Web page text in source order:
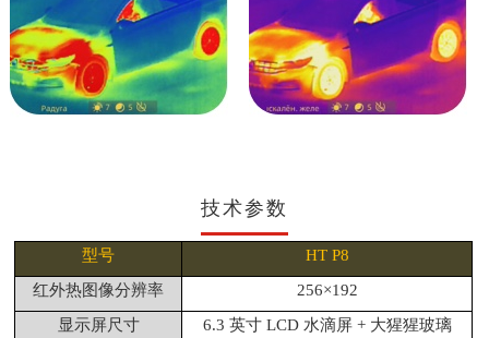
技术参数
型号
HT P8
红外热图像分辨率
256×192
显示屏尺寸
6.3 英寸 LCD 水滴屏 + 大猩猩玻璃